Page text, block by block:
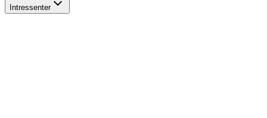
Intressenter